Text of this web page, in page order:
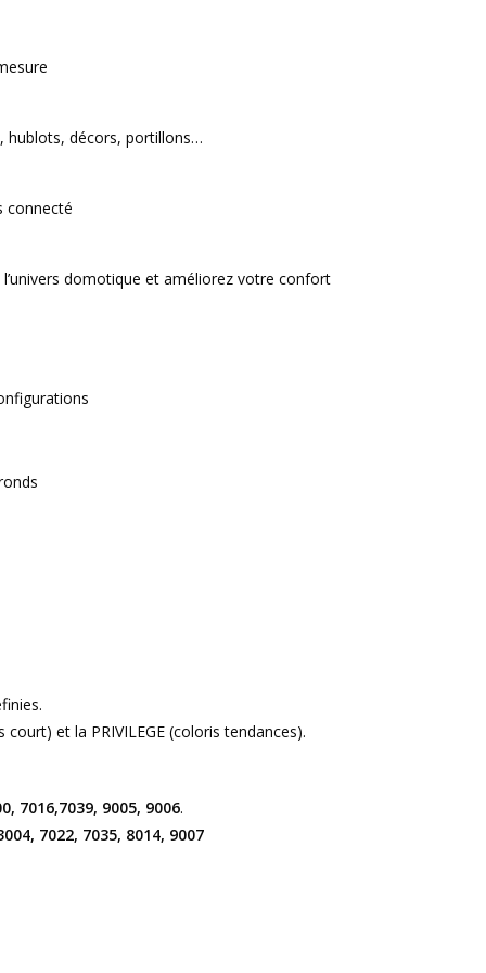
hublots, décors, portillons…
connecté
domotique et améliorez votre confort
et la PRIVILEGE (coloris tendances).
7016,7039, 9005, 9006.
7022, 7035, 8014, 9007